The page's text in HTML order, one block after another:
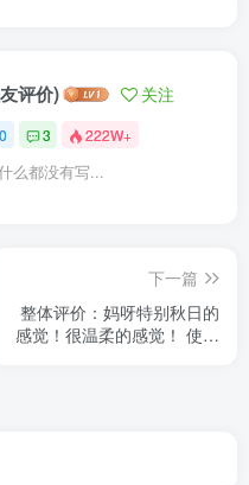
评价) 关注
0 3 222W+
么都没有写...
下一篇
整体评价：妈呀特别秋日的
感觉！很温柔的感觉！ 使用